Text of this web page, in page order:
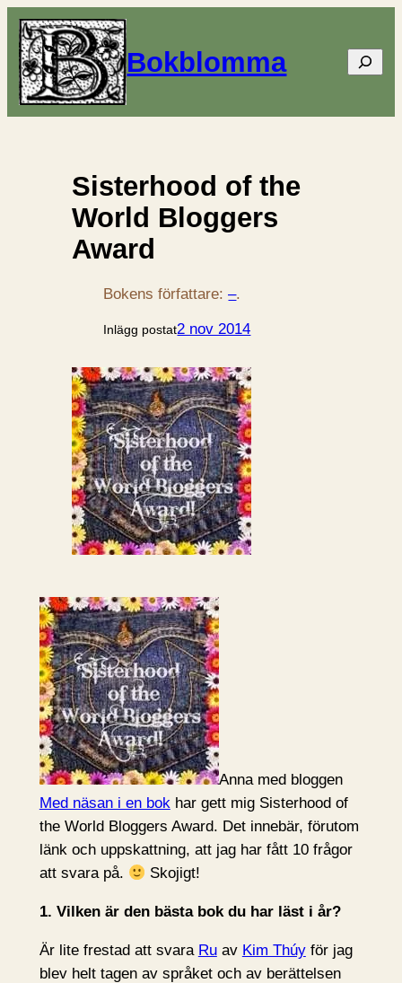
Bokblomma Sök
Sisterhood of the
World Bloggers
Award
Bokens författare:–.
Inlägg postat2 nov 2014
Anna med bloggen
Med näsan i en bokhar gett mig Sisterhood of
the World Bloggers Award. Det innebär, förutom
länk och uppskattning, att jag har fått 10 frågor
att svara på.
Skojigt!
1. Vilken är den bästa bok du har läst i år?
Är lite frestad att svara Ruav Kim Thúyför jag
blev helt tagen av språket och av berättelsen